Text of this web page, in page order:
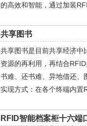
的高效和智能，通过加装
共享图书
共享图书是目前共享经济中
资源的再利用，再结合
书难、还书难、异地借还、
实现方式：在各个终端内
RFID智能档案柜十六端